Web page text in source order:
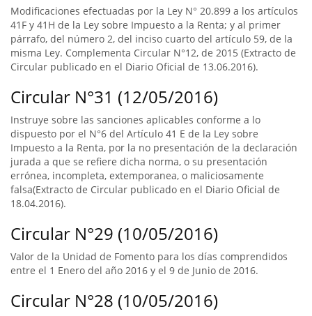
Modificaciones efectuadas por la Ley N° 20.899 a los artículos
41F y 41H de la Ley sobre Impuesto a la Renta; y al primer
párrafo, del número 2, del inciso cuarto del artículo 59, de la
misma Ley. Complementa Circular N°12, de 2015 (Extracto de
Circular publicado en el Diario Oficial de 13.06.2016).
Circular N°31 (12/05/2016)
Instruye sobre las sanciones aplicables conforme a lo
dispuesto por el N°6 del Artículo 41 E de la Ley sobre
Impuesto a la Renta, por la no presentación de la declaración
jurada a que se refiere dicha norma, o su presentación
errónea, incompleta, extemporanea, o maliciosamente
falsa(Extracto de Circular publicado en el Diario Oficial de
18.04.2016).
Circular N°29 (10/05/2016)
Valor de la Unidad de Fomento para los días comprendidos
entre el 1 Enero del año 2016 y el 9 de Junio de 2016.
Circular N°28 (10/05/2016)